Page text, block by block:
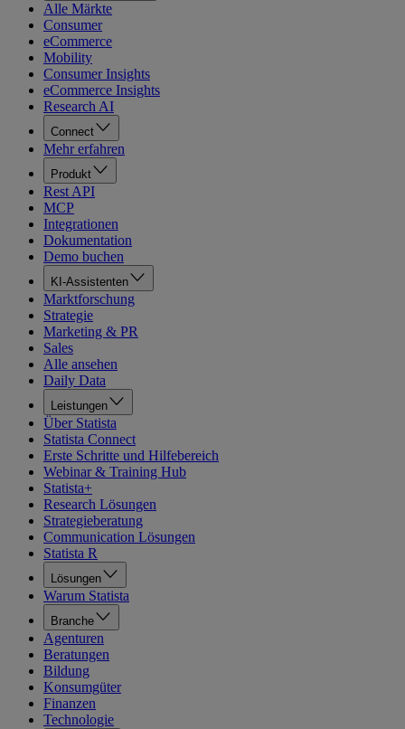
Alle Märkte
Consumer
eCommerce
Mobility
Consumer Insights
eCommerce Insights
Research AI
Connect
Mehr erfahren
Produkt
Rest API
MCP
Integrationen
Dokumentation
Demo buchen
KI-Assistenten
Marktforschung
Strategie
Marketing & PR
Sales
Alle ansehen
Daily Data
Leistungen
Über Statista
Statista Connect
Erste Schritte und Hilfebereich
Webinar & Training Hub
Statista+
Research Lösungen
Strategieberatung
Communication Lösungen
Statista R
Lösungen
Warum Statista
Branche
Agenturen
Beratungen
Bildung
Konsumgüter
Finanzen
Technologie